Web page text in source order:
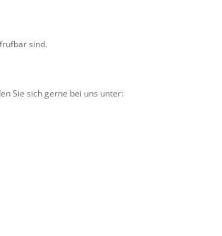
sind.
Sie sich gerne bei uns unter: